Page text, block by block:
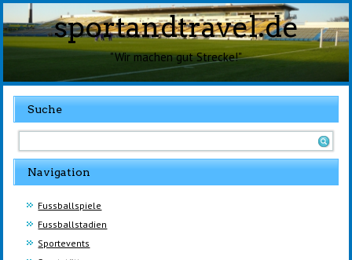
sportandtravel.de
"Wir machen gut Strecke!"
Suche
Navigation
Fussballspiele
Fussballstadien
Sportevents